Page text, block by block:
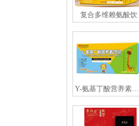
复合多维赖氨酸饮
Y-氨基丁酸营养素饮品-120ml